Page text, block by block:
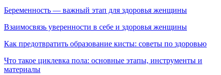
Беременность — важный этап для здоровья женщины
Взаимосвязь уверенности в себе и здоровья женщины
Как предотвратить образование кисты: советы по здоровью
Что такое циклевка пола: основные этапы, инструменты и
материалы